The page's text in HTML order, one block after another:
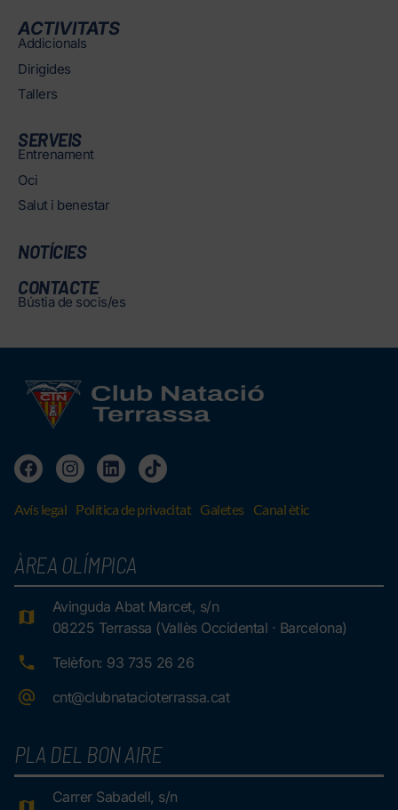
ACTIVITATS
Addicionals
Dirigides
Tallers
SERVEIS
Entrenament
Oci
Salut i benestar
NOTÍCIES
CONTACTE
Bústia de socis/es
Avís legal Política de privacitat Galetes Canal ètic
ÀREA OLÍMPICA
Avinguda Abat Marcet, s/n
08225 Terrassa (Vallès Occidental · Barcelona)
Telèfon: 93 735 26 26
cnt@clubnatacioterrassa.cat
PLA DEL BON AIRE
Carrer Sabadell, s/n